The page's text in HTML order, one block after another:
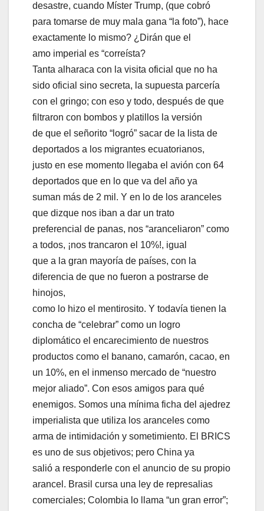
desastre, cuando Míster Trump, (que cobró
para tomarse de muy mala gana “la foto”), hace
exactamente lo mismo? ¿Dirán que el
amo imperial es “correísta?
Tanta alharaca con la visita oficial que no ha
sido oficial sino secreta, la supuesta parcería
con el gringo; con eso y todo, después de que
filtraron con bombos y platillos la versión
de que el señorito “logró” sacar de la lista de
deportados a los migrantes ecuatorianos,
justo en ese momento llegaba el avión con 64
deportados que en lo que va del año ya
suman más de 2 mil. Y en lo de los aranceles
que dizque nos iban a dar un trato
preferencial de panas, nos “aranceliaron” como
a todos, ¡nos trancaron el 10%!, igual
que a la gran mayoría de países, con la
diferencia de que no fueron a postrarse de
hinojos,
como lo hizo el mentirosito. Y todavía tienen la
concha de “celebrar” como un logro
diplomático el encarecimiento de nuestros
productos como el banano, camarón, cacao, en
un 10%, en el inmenso mercado de “nuestro
mejor aliado”. Con esos amigos para qué
enemigos. Somos una mínima ficha del ajedrez
imperialista que utiliza los aranceles como
arma de intimidación y sometimiento. El BRICS
es uno de sus objetivos; pero China ya
salió a responderle con el anuncio de su propio
arancel. Brasil cursa una ley de represalias
comerciales; Colombia lo llama “un gran error”;